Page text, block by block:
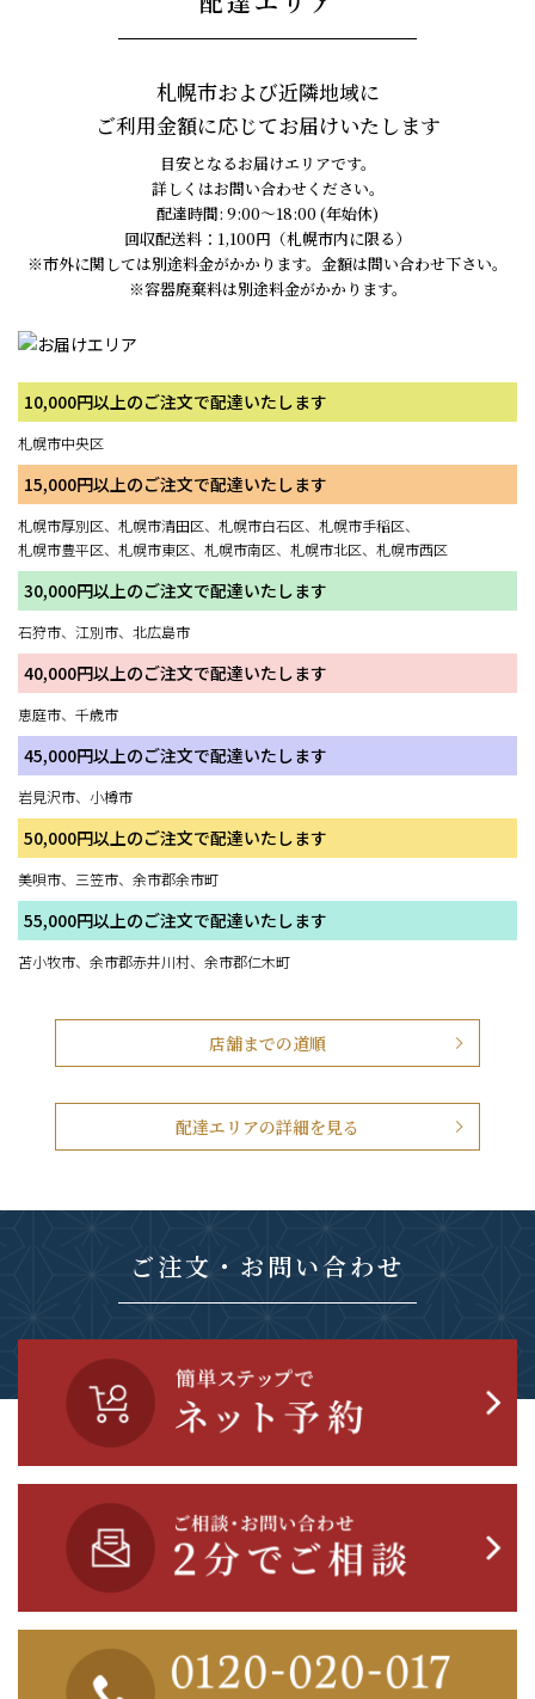
札幌市および近隣地域に
ご利用金額に応じてお届けいたします
目安となるお届けエリアです。
詳しくはお問い合わせください。
配達時間: 9:00～18:00 (年始休)
回収配送料：1,100円（札幌市内に限る）
※市外に関しては別途料金がかかります。金額は問い合わせ下さい。
※容器廃棄料は別途料金がかかります。
10,000円以上のご注文で配達いたします
札幌市中央区
15,000円以上のご注文で配達いたします
札幌市厚別区、札幌市清田区、札幌市白石区、札幌市手稲区、
札幌市豊平区、札幌市東区、札幌市南区、札幌市北区、札幌市西区
30,000円以上のご注文で配達いたします
石狩市、江別市、北広島市
40,000円以上のご注文で配達いたします
恵庭市、千歳市
45,000円以上のご注文で配達いたします
岩見沢市、小樽市
50,000円以上のご注文で配達いたします
美唄市、三笠市、余市郡余市町
55,000円以上のご注文で配達いたします
苫小牧市、余市郡赤井川村、余市郡仁木町
店舗までの道順
配達エリアの詳細を見る
ご注文・お問い合わせ